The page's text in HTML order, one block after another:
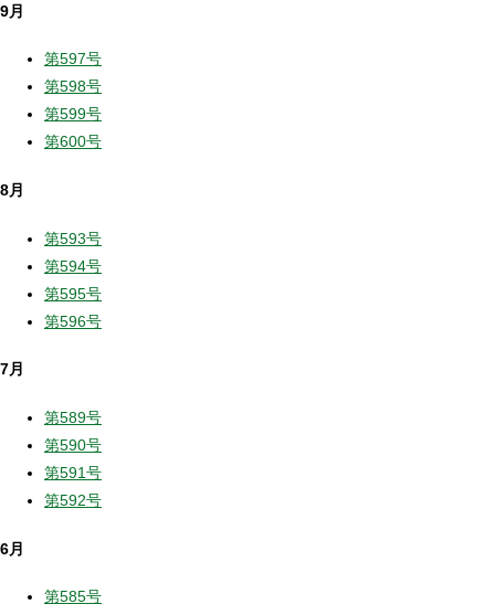
9月
第597号
第598号
第599号
第600号
8月
第593号
第594号
第595号
第596号
7月
第589号
第590号
第591号
第592号
6月
第585号